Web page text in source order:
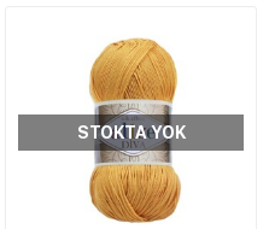
STOKTA YOK